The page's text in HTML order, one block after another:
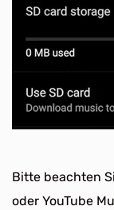
Bitte beachten
oder YouTube